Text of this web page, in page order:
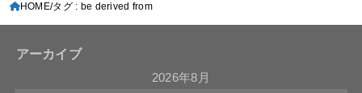
HOME タグ : be derived from
アーカイブ
2026年8月